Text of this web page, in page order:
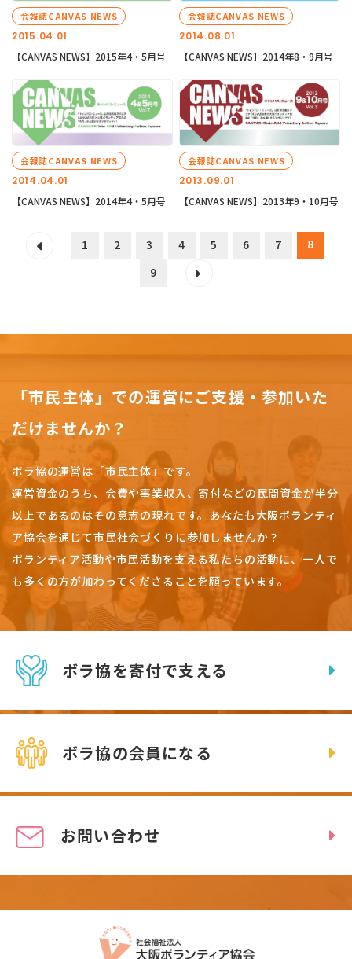
2015.04.01
会報誌CANVAS NEWS
【CANVAS NEWS】2015年4・5月号
2014.08.01
会報誌CANVAS NEWS
【CANVAS NEWS】2014年8・9月号
2014.04.01
会報誌CANVAS NEWS
【CANVAS NEWS】2014年4・5月号
2013.09.01
会報誌CANVAS NEWS
【CANVAS NEWS】2013年9・10月号
1 2 3 4 5 6 7
8
9
「市民主体」での運営にご支援・参加いた
だけませんか？
ボラ協の運営は「市民主体」です。
運営資金のうち、会費や事業収入、寄付などの民間資金が半分
以上であるのはその意志の現れです。 あなたも大阪ボランティ
ア協会を通じて市民社会づくりに参加しませんか？
ボランティア活動や市民活動を支える私たちの活動に、一人で
も多くの方が加わってくださることを願っています。
ボラ協を寄付で支える
ボラ協の会員になる
お問い合わせ